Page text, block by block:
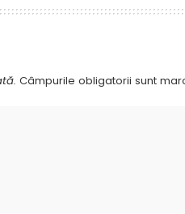
Câmpurile obligatorii sunt